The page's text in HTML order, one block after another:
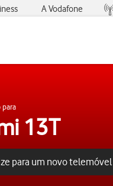
A Vodafone
para
13T
para um novo telemóvel